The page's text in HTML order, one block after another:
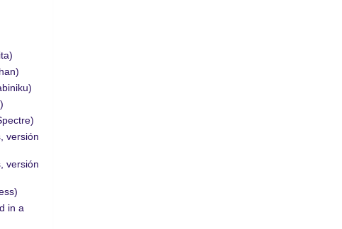
versión
versión
in a